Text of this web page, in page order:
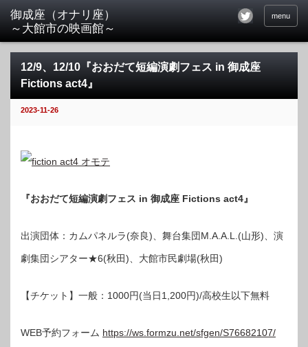
menu
12/9、12/10『おおだて短編演劇フェス in 御成座
Fictions act4』
2023-11-26
『おおだて短編演劇フェス in 御成座 Fictions act4』
出演団体：カムパネルラ(奈良)、舞台集団M.A.A.L.(山形)、演
劇集団シアター★6(秋田)、大館市民劇場(秋田)
【チケット】一般：1000円(当日1,200円)/高校生以下無料
WEB予約フォーム https://ws.formzu.net/sfgen/S76682107/